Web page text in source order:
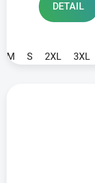
DETAIL
M S 2XL 3XL